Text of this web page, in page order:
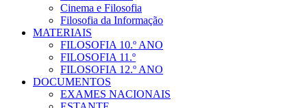
Cinema e Filosofia
Filosofia da Informação
MATERIAIS
FILOSOFIA 10.º ANO
FILOSOFIA 11.º
FILOSOFIA 12.º ANO
DOCUMENTOS
EXAMES NACIONAIS